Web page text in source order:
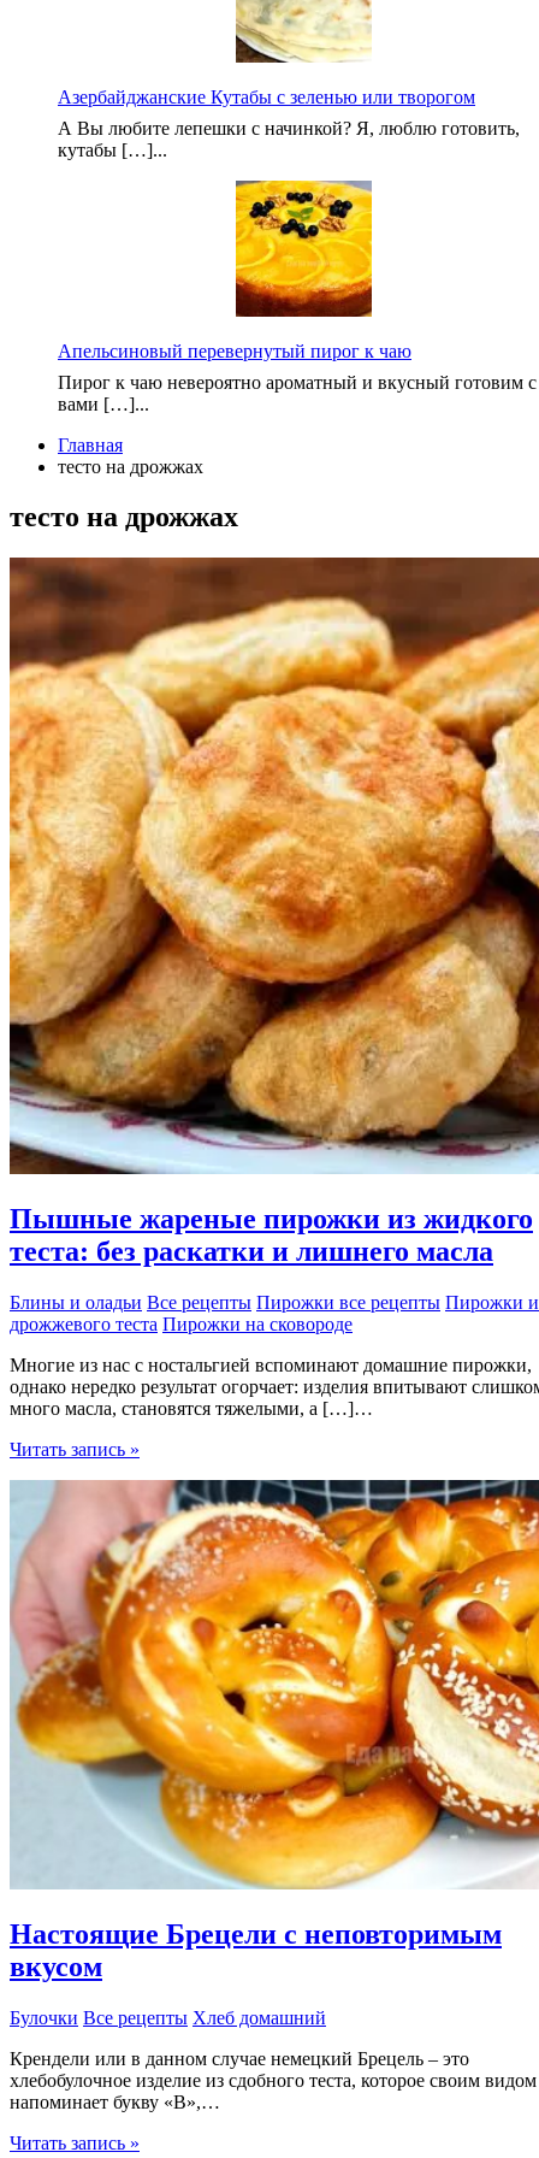
Азербайджанские Кутабы с зеленью или творогом
А Вы любите лепешки с начинкой? Я, люблю готовить,
кутабы […]...
Апельсиновый перевернутый пирог к чаю
Пирог к чаю невероятно ароматный и вкусный готовим с
вами […]...
Главная
тесто на дрожжах
тесто на дрожжах
Пышные жареные пирожки из жидкого
теста: без раскатки и лишнего масла
Блины и оладьи Все рецепты Пирожки все рецепты Пирожки
дрожжевого теста Пирожки на сковороде
Многие из нас с ностальгией вспоминают домашние пирожки,
однако нередко результат огорчает: изделия впитывают
много масла, становятся тяжелыми, а […]…
Пышные
пирожки
жидкого
теста:
без
раскатки
лишнего
масла
Читать запись »
Настоящие Брецели с неповторимым
вкусом
Булочки Все рецепты Хлеб домашний
Крендели или в данном случае немецкий Брецель – это
хлебобулочное изделие из сдобного теста, которое своим видом
напоминает букву «В»,…
Настоящие
Читать запись »